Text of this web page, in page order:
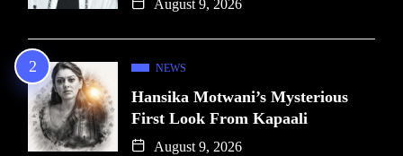
August 9, 2026
NEWS
Hansika Motwani’s Mysterious
First Look From Kapaali
August 9, 2026